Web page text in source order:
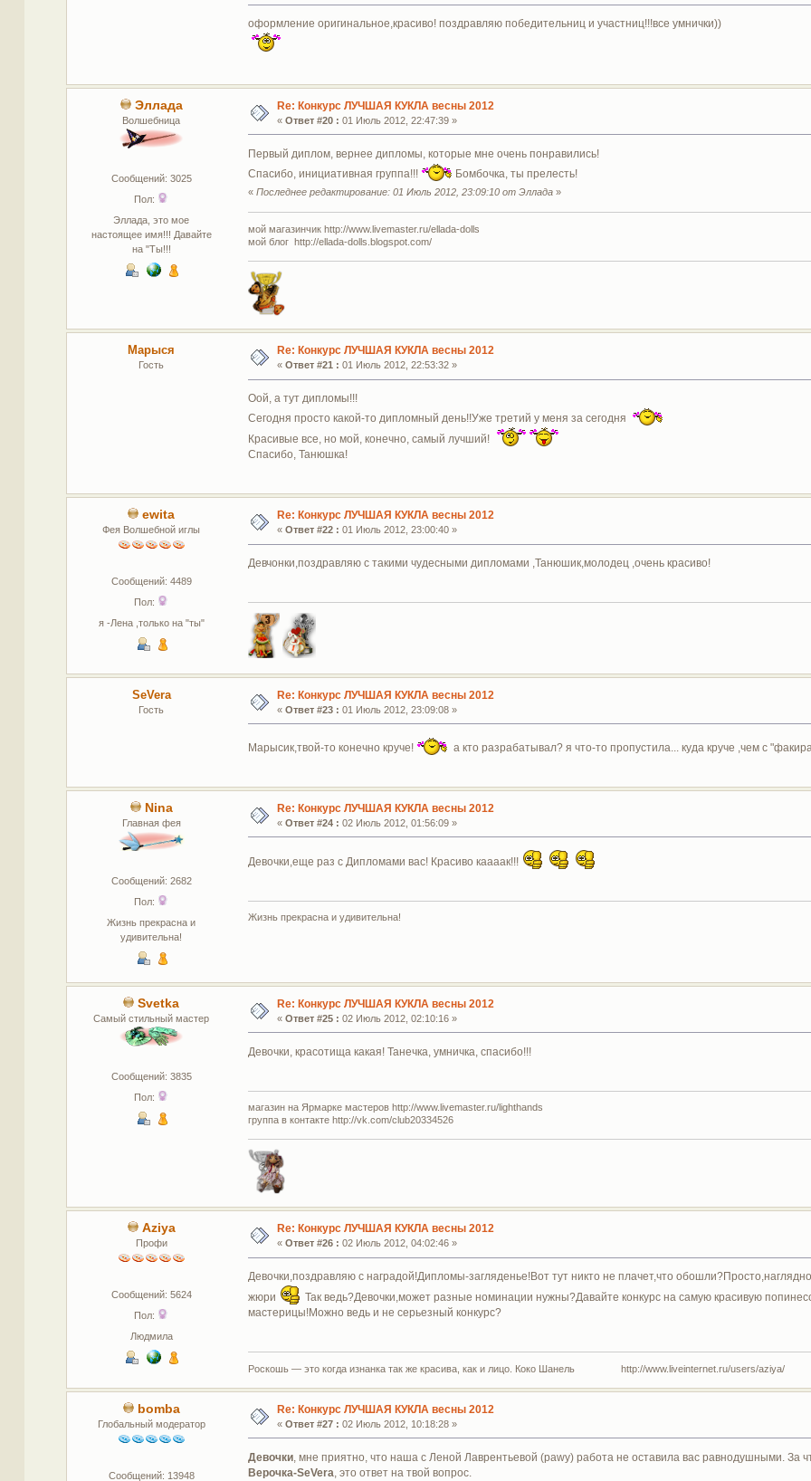
оформление оригинальное,красиво! поздравляю победительниц и участниц!!!все умнички))
Эллада
Волшебница
Сообщений: 3025
Пол:
Эллада, это мое
настоящее имя!!! Давайте
на "Ты!!!
Re: Конкурс ЛУЧШАЯ КУКЛА весны 2012
« Ответ #20 : 01 Июль 2012, 22:47:39 »
Первый диплом, вернее дипломы, которые мне очень понравились!
Спасибо, инициативная группа!!!
Бомбочка, ты прелесть!
« Последнее редактирование: 01 Июль 2012, 23:09:10 от Эллада»
мой магазинчик http://www.livemaster.ru/ellada-dolls
мой блог http://ellada-dolls.blogspot.com/
Марыся
Гость
Re: Конкурс ЛУЧШАЯ КУКЛА весны 2012
« Ответ #21 : 01 Июль 2012, 22:53:32 »
Оой, а тут дипломы!!!
Сегодня просто какой-то дипломный день!!Уже третий у меня за сегодня
Красивые все, но мой, конечно, самый лучший!
Спасибо, Танюшка!
ewita
Фея Волшебной иглы
Сообщений: 4489
Пол:
я -Лена ,только на "ты"
Re: Конкурс ЛУЧШАЯ КУКЛА весны 2012
« Ответ #22 : 01 Июль 2012, 23:00:40 »
Девчонки,поздравляю с такими чудесными дипломами ,Танюшик,молодец ,очень красиво!
SeVera
Гость
Re: Конкурс ЛУЧШАЯ КУКЛА весны 2012
« Ответ #23 : 01 Июль 2012, 23:09:08 »
Марысик,твой-то конечно круче! а кто разрабатывал? я что-то пропустила... куда круче ,чем с
Nina
Главная фея
Сообщений: 2682
Пол:
Жизнь прекрасна и
удивительна!
Re: Конкурс ЛУЧШАЯ КУКЛА весны 2012
« Ответ #24 : 02 Июль 2012, 01:56:09 »
Девочки,еще раз с Дипломами вас! Красиво каааак!!!
Жизнь прекрасна и удивительна!
Svetka
Самый стильный мастер
Сообщений: 3835
Пол:
Re: Конкурс ЛУЧШАЯ КУКЛА весны 2012
« Ответ #25 : 02 Июль 2012, 02:10:16 »
Девочки, красотища какая! Танечка, умничка, спасибо!!!
магазин на Ярмарке мастеров http://www.livemaster.ru/lighthands
группа в контакте http://vk.com/club20334526
Aziya
Профи
Сообщений: 5624
Пол:
Людмила
Re: Конкурс ЛУЧШАЯ КУКЛА весны 2012
« Ответ #26 : 02 Июль 2012, 04:02:46 »
Девочки,поздравляю с наградой!Дипломы-загляденье!Вот тут никто не плачет,что
жюри
Так ведь?Девочки,может разные номинации нужны?Давайте конкурс на самую красивую
мастерицы!Можно ведь и не серьезный конкурс?
Роскошь — это когда изнанка так же красива, как и лицо. Коко Шанель http://www.liveinternet.ru/users/aziya/
bomba
Глобальный модератор
Сообщений: 13948
Re: Конкурс ЛУЧШАЯ КУКЛА весны 2012
« Ответ #27 : 02 Июль 2012, 10:18:28 »
Девочки, мне приятно, что наша с Леной Лаврентьевой (pawy) работа не оставила вас равнодушными. За
Верочка-SeVera , это ответ на твой вопрос.